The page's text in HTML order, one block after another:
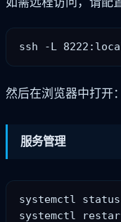
然后在浏览器中打开：
服务管理
systemctl